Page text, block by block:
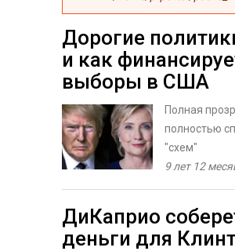
Дорогие
и как
выборы в США
Полная
полностью
"схем"
9 лет 12
ДиКаприо
деньги для